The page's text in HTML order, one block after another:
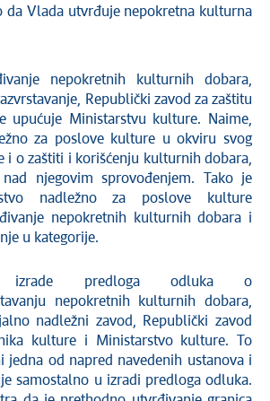
da Vlada utvrđuje nepokretna kulturna
nepokretnih kulturnih dobara,
Republički zavod za zaštitu
upućuje Ministarstvu kulture. Naime,
za poslove kulture u okviru svog
i o zaštiti i korišćenju kulturnih dobara,
njegovim sprovođenjem. Tako je
nadležno za poslove kulture
nepokretnih kulturnih dobara i
u kategorije.
izrade predloga odluka o
nepokretnih kulturnih dobara,
nadležni zavod, Republički zavod
kulture i Ministarstvo kulture. To
jedna od napred navedenih ustanova i
samostalno u izradi predloga odluka.